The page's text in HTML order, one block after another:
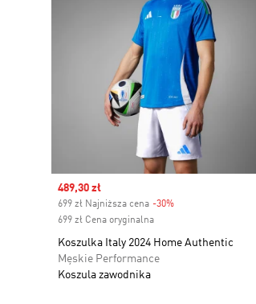
Sale price
489,30 zł
699 zł Najniższa cena -30%
699 zł Cena oryginalna
Koszulka Italy 2024 Home Authentic
Męskie Performance
Koszula zawodnika